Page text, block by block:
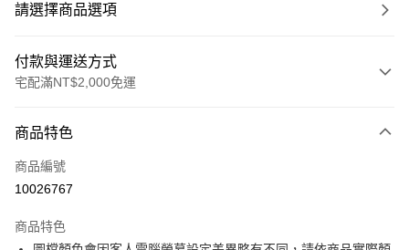
請選擇商品選項
付款與運送方式
宅配滿NT$2,000免運
信用卡一次付款
運送方式
宅配
每筆NT$90，滿NT$2,000(含以上)免運費
商品特色
商品編號
10026767
商品特色